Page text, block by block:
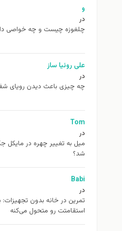
و
در
چلغوزه چیست و چه خواصی
علی روئیا ساز
در
چه چیزی باعث دیدن رویای
Tom
در
ميل به تغيير چهره در مایکل
شد؟
Babi
در
استقامتت رو متحول می‌کنه